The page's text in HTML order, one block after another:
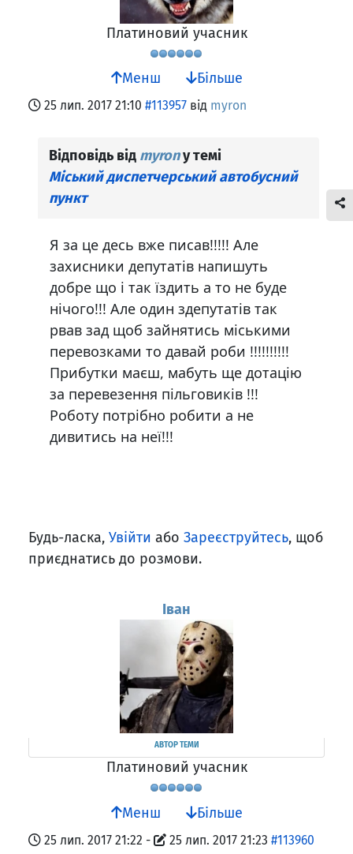
Платиновий учасник
Менш Більше
25 лип. 2017 21:10 #113957 від myron
Відповідь від myronу темі
Міський диспетчерський автобусний
пункт
Я за це десь вже писав!!!!! Але
захисники депутатів напишуть
добре що і так їздить а то не буде
нічого!!! Але один здепутатів так
рвав зад щоб зайнятись міськими
перевозками то давай роби !!!!!!!!!!
Прибутки маєш, мабуть ще дотацію
за перевезення пільговиків !!!
Роботу потрібно робити а не
дивитись на неї!!!
Будь-ласка, Увійти або Зареєструйтесь, щоб
приєднатись до розмови.
Іван
АВТОР ТЕМИ
Платиновий учасник
Менш Більше
25 лип. 2017 21:22 - 25 лип. 2017 21:23 #113960